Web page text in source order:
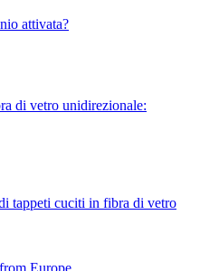
attivata?
di vetro unidirezionale:
tappeti cuciti in fibra di vetro